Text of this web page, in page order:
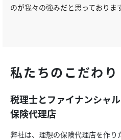
のが我々の強みだと思っておりま
私たちのこだわり
税理士とファイナンシャ
保険代理店
弊社は、理想の保険代理店を作